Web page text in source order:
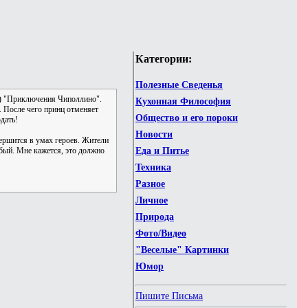
Категории:
Полезные Сведенья
Кухонная Философия
Общество и его пороки
Новости
Еда и Питье
Техника
Разное
Личное
Природа
Фото/Видео
"Веселые" Картинки
Юмор
Пишите Письма
"Приключения Чиполлино".
чего принц отменяет
в умах героев. Жители
Мне кажется, это должно